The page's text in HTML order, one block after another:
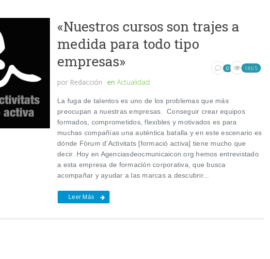
«Nuestros cursos son trajes a
medida para todo tipo
empresas»
por Redacción en Actualidad
0 1865
La fuga de talentos es uno de los problemas que más
preocupan a nuestras empresas. Conseguir crear equipos
formados, comprometidos, flexibles y motivados es para
muchas compañías una auténtica batalla y en este escenario es
dónde Fòrum d’Activitats [formació activa] tiene mucho que
decir. Hoy en Agenciasdeocmunicaicon.org hemos entrevistado
a esta empresa de formación corporativa, que busca
acompañar y ayudar a las marcas a descubrir...
Leer Más